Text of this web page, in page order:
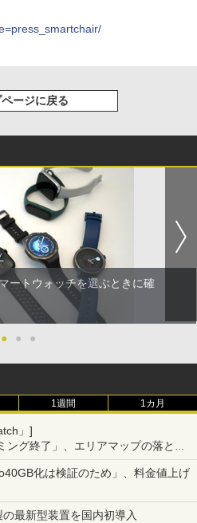
ページに戻る
ートウォッチを選ぶときに確
● ● ●
1週間 1カ月
」]
ング終了」、エリアマップの落とし
化は検証のため」、料金値上げ
最新型装置を国内初導入